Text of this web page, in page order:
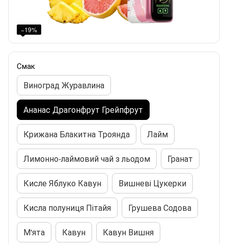
−19%
Смак
Виноград Журавлина
Ананас Драгонфрут Грейпфрут
Крижана Блакитна Троянда Лайм
Лимонно-лаймовий чай з льодом Гранат
Кисле Яблуко Кавун Вишневі Цукерки
Кисла полуниця Пітайя Грушева Содова
М'ята Кавун Кавун Вишня